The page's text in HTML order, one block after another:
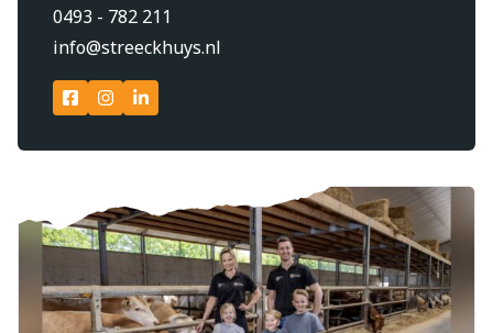
0493 - 782 211
info@streeckhuys.nl